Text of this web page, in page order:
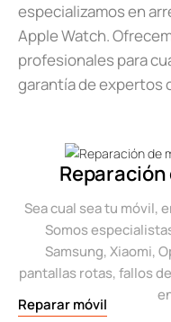
especializamos en
Apple Watch.
profesionales para
garantía de expertos
Reparación
Sea cual sea tu móvil,
Somos
Samsung, Xiaomi,
pantallas rotas, fallos
Reparar móvil